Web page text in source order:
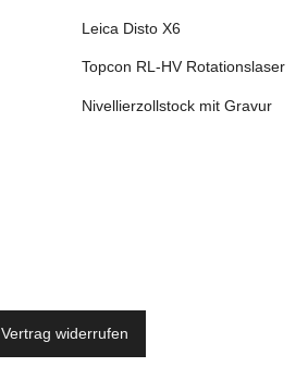
Leica Disto X6
Topcon RL-HV Rotationslaser
Nivellierzollstock mit Gravur
Vertrag widerrufen